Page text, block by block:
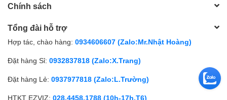
Chính sách
Tổng đài hỗ trợ
Hợp tác, chào hàng: 0934606607 (Zalo:Mr.Nhật Hoàng)
Đặt hàng Sỉ: 0932837818 (Zalo:X.Trang)
Đặt hàng Lẻ: 0937977818 (Zalo:L.Trường)
HTKT EZVIZ: 028.4458.1788 (10h-17h,T6)